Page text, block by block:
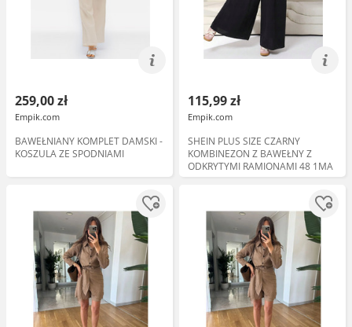
259,00 zł
Empik.com
BAWEŁNIANY KOMPLET DAMSKI -
KOSZULA ZE SPODNIAMI
115,99 zł
Empik.com
SHEIN PLUS SIZE CZARNY
KOMBINEZON Z BAWEŁNY Z
ODKRYTYMI RAMIONAMI 48 1MA